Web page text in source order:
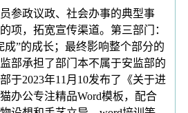
政议政、社会办事的典型事
项，拓宽宣传渠道。第三部门：
成”的成长；最终影响整个部分的
部承担了部门本不属于安监部的
于2023年11月10发布了《关于进
办公专注精品Word模板，配合